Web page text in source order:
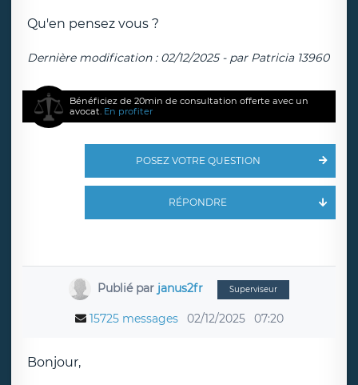
Qu'en pensez vous ?
Dernière modification : 02/12/2025 - par Patricia 13960
Bénéficiez de 20min de consultation offerte avec un
avocat. En profiter
POSEZ VOTRE QUESTION
RÉPONDRE
Publié par janus2fr Superviseur
15725 messages 02/12/2025 07:20
Bonjour,